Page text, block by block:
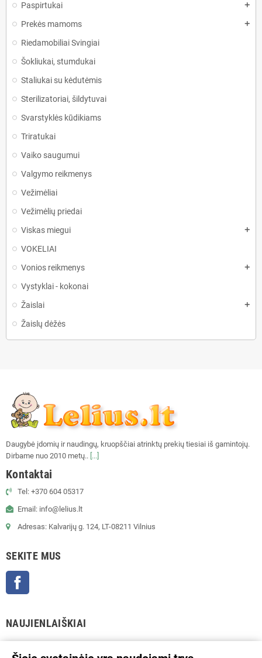
Paspirtukai
add
Prekės mamoms add
Riedamobiliai Svingiai
Šokliukai, stumdukai
Staliukai su kėdutėmis
Sterilizatoriai, šildytuvai
Svarstyklės kūdikiams
Triratukai
Vaiko saugumui
Valgymo reikmenys
Vežimėliai
Vežimėlių priedai
Viskas miegui
add
VOKELIAI
Vonios reikmenys
add
Vystyklai - kokonai
Žaislai
add
Žaislų dėžės
Daugybė įdomių ir naudingų, kruopščiai atrinktų prekių tiesiai iš gamintojų.
Dirbame nuo 2010 metų.. [...]
Kontaktai
Tel: +370 604 05317
Email: info@lelius.lt
Adresas: Kalvarijų g. 124, LT-08211 Vilnius
SEKITE MUS
NAUJIENLAIŠKIAI